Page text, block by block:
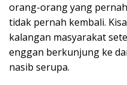
orang-orang yang
tidak pernah kembali.
kalangan masyarakat
enggan berkunjung ke
nasib serupa.